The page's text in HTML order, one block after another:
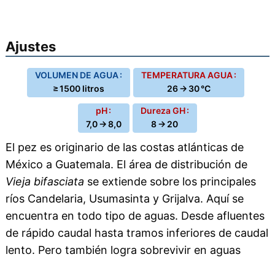
Ajustes
VOLUMEN DE AGUA :
≥ 1500 litros
TEMPERATURA AGUA :
26 → 30 °C
pH :
7,0 → 8,0
Dureza GH :
8 → 20
El pez es originario de las costas atlánticas de
México a Guatemala. El área de distribución de
Vieja bifasciata se extiende sobre los principales
ríos Candelaria, Usumasinta y Grijalva. Aquí se
encuentra en todo tipo de aguas. Desde afluentes
de rápido caudal hasta tramos inferiores de caudal
lento. Pero también logra sobrevivir en aguas